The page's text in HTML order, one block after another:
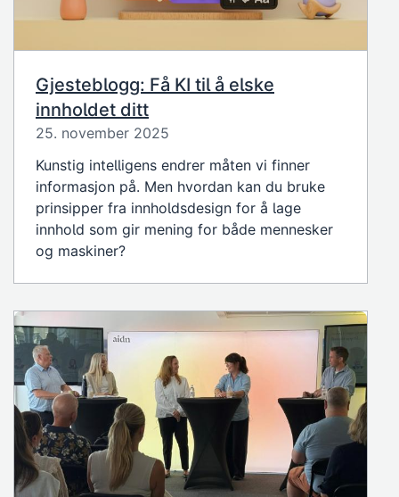
Gjesteblogg: Få KI til å elske
innholdet ditt
25. november 2025
Kunstig intelligens endrer måten vi finner
informasjon på. Men hvordan kan du bruke
prinsipper fra innholdsdesign for å lage
innhold som gir mening for både mennesker
og maskiner?